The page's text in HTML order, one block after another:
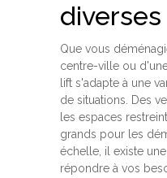
Que vous
centre-ville ou
lift s'adapte à une
de situations. Des
les espaces
grands pour les
échelle, il existe
répondre à vos